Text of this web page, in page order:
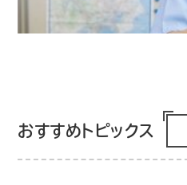
おすすめトピックス